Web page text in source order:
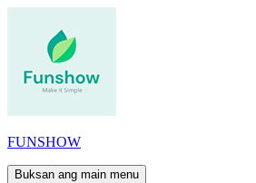
FUNSHOW
Buksan ang main menu